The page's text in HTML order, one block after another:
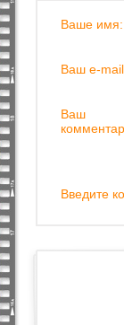
Ваше имя:
Ваш e-
Ваш
Введите